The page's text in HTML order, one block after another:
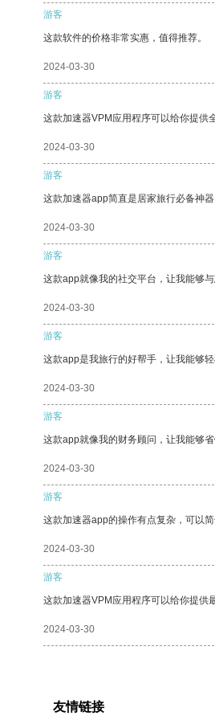
游客
这款软件的价格非常实惠，值得推荐。
2024-03-30
游客
这款加速器VPM应用程序可以给你提供
2024-03-30
游客
这款加速器app简直是居家旅行必备神
2024-03-30
游客
这款app就像我的社交平台，让我能够与
2024-03-30
游客
这款app是我旅行的好帮手，让我能够
2024-03-30
游客
这款app就像我的财务顾问，让我能够省
2024-03-30
游客
这款加速器app的操作有点复杂，可以
2024-03-30
游客
这款加速器VPM应用程序可以给你提供
2024-03-30
友情链接